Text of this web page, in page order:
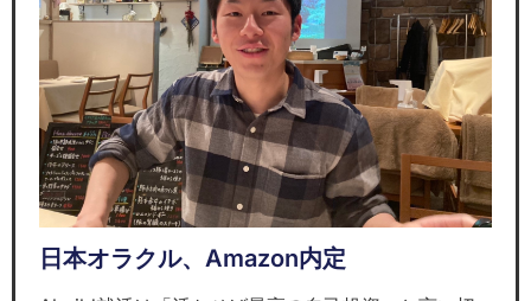
日本オラクル、Amazon内定